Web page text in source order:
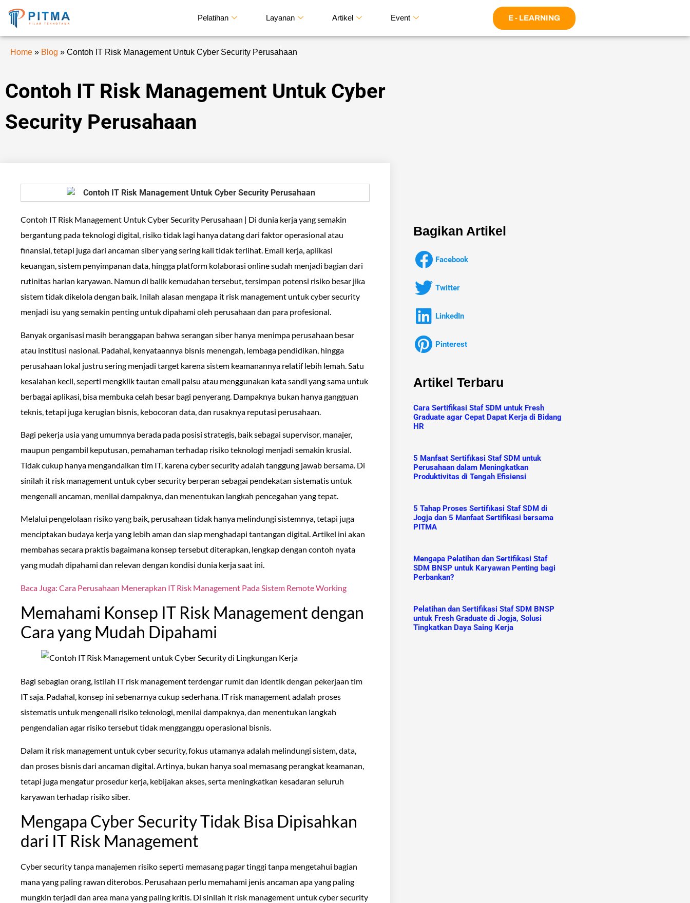
Pelatihan Layanan Artikel Event E - LEARNING
Home » Blog » Contoh IT Risk Management Untuk Cyber Security Perusahaan
Contoh IT Risk Management Untuk Cyber
Security Perusahaan
Contoh IT Risk Management Untuk Cyber Security Perusahaan | Di dunia kerja yang semakin
bergantung pada teknologi digital, risiko tidak lagi hanya datang dari faktor operasional atau
finansial, tetapi juga dari ancaman siber yang sering kali tidak terlihat. Email kerja, aplikasi
keuangan, sistem penyimpanan data, hingga platform kolaborasi online sudah menjadi bagian dari
rutinitas harian karyawan. Namun di balik kemudahan tersebut, tersimpan potensi risiko besar jika
sistem tidak dikelola dengan baik. Inilah alasan mengapa it risk management untuk cyber security
menjadi isu yang semakin penting untuk dipahami oleh perusahaan dan para profesional.
Banyak organisasi masih beranggapan bahwa serangan siber hanya menimpa perusahaan besar
atau institusi nasional. Padahal, kenyataannya bisnis menengah, lembaga pendidikan, hingga
perusahaan lokal justru sering menjadi target karena sistem keamanannya relatif lebih lemah. Satu
kesalahan kecil, seperti mengklik tautan email palsu atau menggunakan kata sandi yang sama untuk
berbagai aplikasi, bisa membuka celah besar bagi penyerang. Dampaknya bukan hanya gangguan
teknis, tetapi juga kerugian bisnis, kebocoran data, dan rusaknya reputasi perusahaan.
Bagi pekerja usia yang umumnya berada pada posisi strategis, baik sebagai supervisor, manajer,
maupun pengambil keputusan, pemahaman terhadap risiko teknologi menjadi semakin krusial.
Tidak cukup hanya mengandalkan tim IT, karena cyber security adalah tanggung jawab bersama. Di
sinilah it risk management untuk cyber security berperan sebagai pendekatan sistematis untuk
mengenali ancaman, menilai dampaknya, dan menentukan langkah pencegahan yang tepat.
Melalui pengelolaan risiko yang baik, perusahaan tidak hanya melindungi sistemnya, tetapi juga
menciptakan budaya kerja yang lebih aman dan siap menghadapi tantangan digital. Artikel ini akan
membahas secara praktis bagaimana konsep tersebut diterapkan, lengkap dengan contoh nyata
yang mudah dipahami dan relevan dengan kondisi dunia kerja saat ini.
Baca Juga: Cara Perusahaan Menerapkan IT Risk Management Pada Sistem Remote Working
Memahami Konsep IT Risk Management dengan
Cara yang Mudah Dipahami
Bagi sebagian orang, istilah IT risk management terdengar rumit dan identik dengan pekerjaan tim
IT saja. Padahal, konsep ini sebenarnya cukup sederhana. IT risk management adalah proses
sistematis untuk mengenali risiko teknologi, menilai dampaknya, dan menentukan langkah
pengendalian agar risiko tersebut tidak mengganggu operasional bisnis.
Dalam it risk management untuk cyber security, fokus utamanya adalah melindungi sistem, data,
dan proses bisnis dari ancaman digital. Artinya, bukan hanya soal memasang perangkat keamanan,
tetapi juga mengatur prosedur kerja, kebijakan akses, serta meningkatkan kesadaran seluruh
karyawan terhadap risiko siber.
Mengapa Cyber Security Tidak Bisa Dipisahkan
dari IT Risk Management
Cyber security tanpa manajemen risiko seperti memasang pagar tinggi tanpa mengetahui bagian
mana yang paling rawan diterobos. Perusahaan perlu memahami jenis ancaman apa yang paling
mungkin terjadi dan area mana yang paling kritis. Di sinilah it risk management untuk cyber security
Bagikan Artikel
Facebook
Twitter
LinkedIn
Pinterest
Artikel Terbaru
Cara Sertifikasi Staf SDM untuk Fresh
Graduate agar Cepat Dapat Kerja di Bidang
HR
5 Manfaat Sertifikasi Staf SDM untuk
Perusahaan dalam Meningkatkan
Produktivitas di Tengah Efisiensi
5 Tahap Proses Sertifikasi Staf SDM di
Jogja dan 5 Manfaat Sertifikasi bersama
PITMA
Mengapa Pelatihan dan Sertifikasi Staf
SDM BNSP untuk Karyawan Penting bagi
Perbankan?
Pelatihan dan Sertifikasi Staf SDM BNSP
untuk Fresh Graduate di Jogja, Solusi
Tingkatkan Daya Saing Kerja